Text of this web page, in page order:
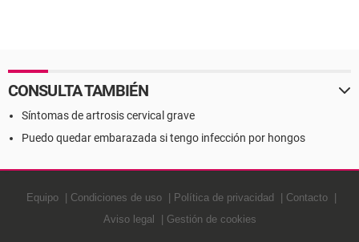
CONSULTA TAMBIÉN
Síntomas de artrosis cervical grave
Puedo quedar embarazada si tengo infección por hongos
Equipo Condiciones de uso Política de privacidad
Contacto
Aviso legal
Gestión de cookies